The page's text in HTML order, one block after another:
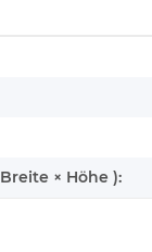
× Höhe ):